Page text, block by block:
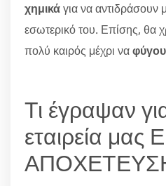
χημικάγια να αντιδράσουν
εσωτερικό του. Επίσης, θα
πολύ καιρός μέχρι να
Τι έγραψαν
εταιρεία